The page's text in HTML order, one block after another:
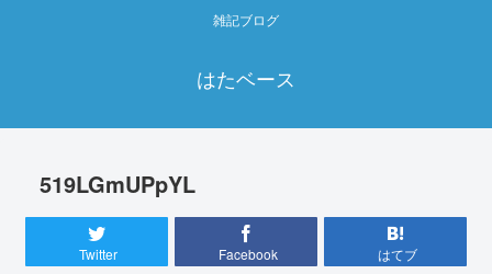
雑記ブログ
はたベース
519LGmUPpYL
Twitter Facebook はてブ